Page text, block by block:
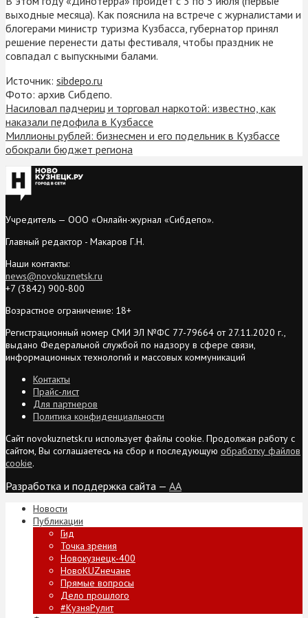
выходные месяца). Как пояснила на встрече с журналистами и
блогерами министр туризма Кузбасса, губернатор принял
решение перенести даты фестиваля, чтобы праздник не
совпадал с выпускными балами.
Источник: sibdepo.ru
Фото: архив Сибдепо.
Насиловал падчериц и торговал наркотой: известно, как
наказали педофила в Кузбассе
Миллионы рублей: бизнесмен и его подельник в Кузбассе
обокрали бюджет региона
Учредитель — ООО «Онлайн-журнал «Сибдепо».
Главный редактор - Макаров Г.Н.
Наши контакты:
news@novokuznetsk.ru
+7 (3842) 900-800
Возрастное ограничение: 18+
Регистрационный номер СМИ ЭЛ №ФС 77-79664 от 27.11.2020 г.,
выдано Федеральной службой по надзору в сфере связи,
информационных технологий и массовых коммуникаций
Контакты
Прайс-лист
Для партнеров
Политика конфиденциальности
Сайт novokuznetsk.ru использует файлы cookie. Продолжая работу с
сайтом, Вы соглашаетесь на сбор и последующую обработку файлов
cookie.
Разработка и поддержка сайта — AA
Новости
Публикации
Гид
Точка зрения
Новокузнецк-400
НовоKUZнечане
Прямые вопросы
Дело прошлого
#КузняРулит